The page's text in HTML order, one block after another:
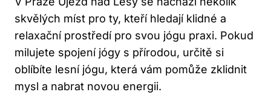
skvělých míst pro ty, kteří hledají klidné a
relaxační prostředí pro svou jógu praxi. Pokud
milujete spojení jógy s přírodou, určitě si
oblíbíte lesní jógu, která vám pomůže zklidnit
mysl a nabrat novou energii.